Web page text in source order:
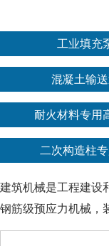
工业填充
混凝土输
耐火材料专用
二次构造柱
建筑机械是工程建设
钢筋级预应力机械，